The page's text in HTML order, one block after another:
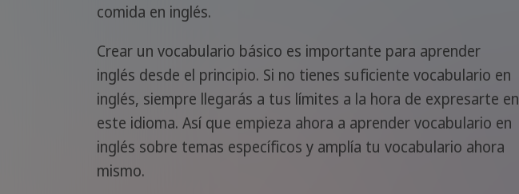
comida en inglés.
Crear un vocabulario básico es importante para aprender
inglés desde el principio. Si no tienes suficiente vocabulario en
inglés, siempre llegarás a tus límites a la hora de expresarte en
este idioma. Así que empieza ahora a aprender vocabulario en
inglés sobre temas específicos y amplía tu vocabulario ahora
mismo.